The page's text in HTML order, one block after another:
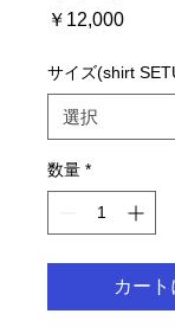
￥12,000価
サイズ(shirt
数量 *
カー